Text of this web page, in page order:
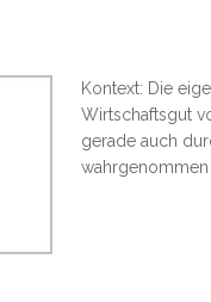
Kontext: Die
Wirtschaftsgut
gerade auch
wahrgenommen